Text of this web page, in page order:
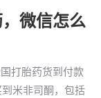
微信怎么
打胎药货到付款
米非司酮，包括